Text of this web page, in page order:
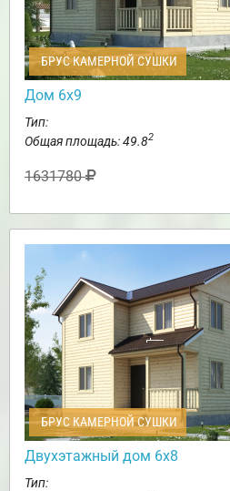
БРУС КАМЕРНОЙ СУШКИ
Дом 6х9
Тип:
Общая площадь: 49.82
1631780
БРУС КАМЕРНОЙ СУШКИ
Двухэтажный дом 6х8
Тип: